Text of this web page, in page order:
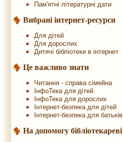
Пам'ятні літературні дати
Вибрані інтернет-ресурси
Для дітей
Для дорослих
Дитячі бібліотеки в інтернет
Це важливо знати
Читання - справа сімейна
ІнфоТека для дітей
ІнфоТека для дорослих
Інтернет-безпека для дітей
Інтернет-безпека для батьків
На допомогу бібліотекареві